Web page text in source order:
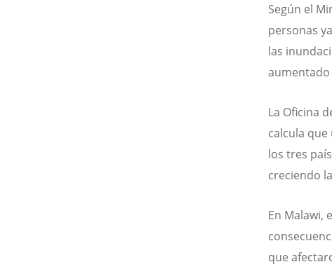
Según el
personas
las
aumentado
La Oficina
calcula
los tres
creciendo
En Malawi,
que